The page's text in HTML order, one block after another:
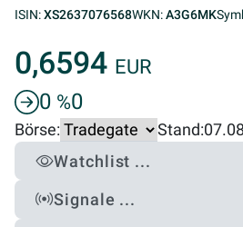
ISIN:XS2637076568WKN:A3G6MK
0,6594 EUR
0 %0
Börse: Stand:
Watchlist ...
Signale ...